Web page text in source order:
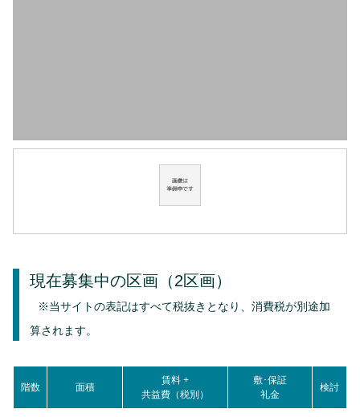
現在募集中の区画 （2区画）
※当サイトの表記はすべて税抜きとなり、消費税が別途加
算されます。
階数 面積
賃料 +
共益費（税別）
敷･保証
礼金
検討